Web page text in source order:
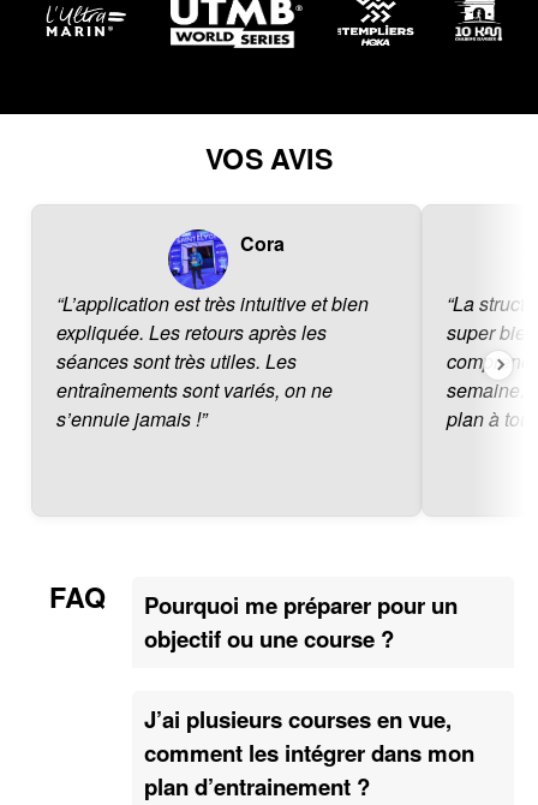
VOS AVIS
Cora
“L’application est très intuitive et bien
expliquée. Les retours après les
séances sont très utiles. Les
entraînements sont variés, on ne
s’ennuie jamais !”
“La
super
semaine.
plan à
FAQ
Pourquoi me préparer pour un
objectif ou une course ?
J’ai plusieurs courses en vue,
comment les intégrer dans mon
plan d’entrainement ?